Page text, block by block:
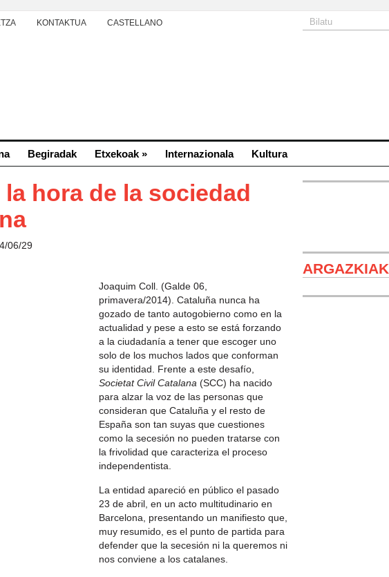
KONTAKTUA CASTELLANO
Begiradak Etxekoak » Internazionala Kultura
hora de la sociedad
06/29
Joaquim Coll. (Galde 06,
primavera/2014). Cataluña nunca ha
gozado de tanto autogobierno como en la
actualidad y pese a esto se está forzando
a la ciudadanía a tener que escoger uno
solo de los muchos lados que conforman
su identidad. Frente a este desafío,
Societat Civil Catalana (SCC) ha nacido
para alzar la voz de las personas que
consideran que Cataluña y el resto de
España son tan suyas que cuestiones
como la secesión no pueden tratarse con
la frivolidad que caracteriza el proceso
independentista.
La entidad apareció en público el pasado
23 de abril, en un acto multitudinario en
Barcelona, presentando un manifiesto que,
muy resumido, es el punto de partida para
defender que la secesión ni la queremos ni
nos conviene a los catalanes.
ARGAZKIAK